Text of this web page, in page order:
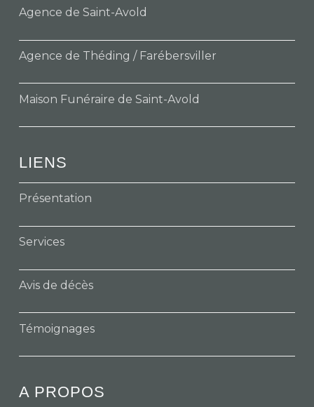
Agence de Saint-Avold
Agence de Théding / Farébersviller
Maison Funéraire de Saint-Avold
LIENS
Présentation
Services
Avis de décès
Témoignages
A PROPOS